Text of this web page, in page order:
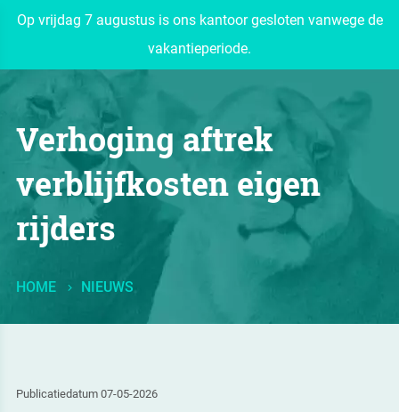
Op vrijdag 7 augustus is ons kantoor gesloten vanwege de
vakantieperiode.
Verhoging aftrek
verblijfkosten eigen
rijders
HOME NIEUWS
Publicatiedatum 07-05-2026